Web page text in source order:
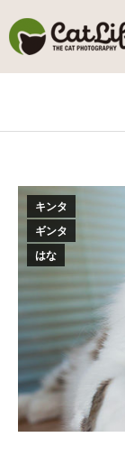
キンタ
ギンタ
はな